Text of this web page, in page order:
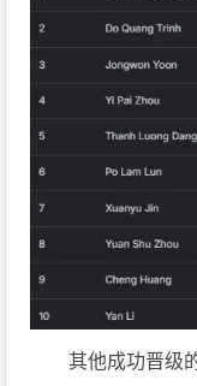
其他成功晋级